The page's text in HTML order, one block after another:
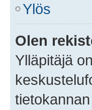
Ylös
Olen
Ylläpitäjä